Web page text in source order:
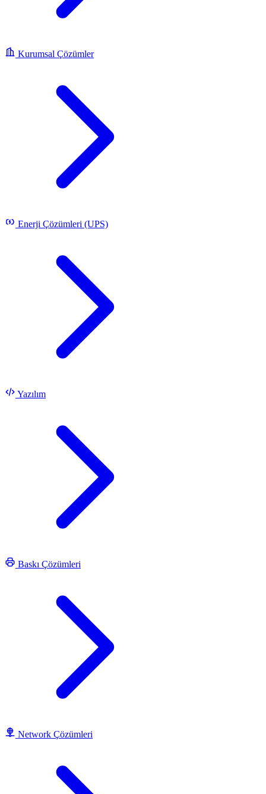
Kurumsal Çözümler
Enerji Çözümleri (UPS)
Yazılım
Baskı Çözümleri
Network Çözümleri